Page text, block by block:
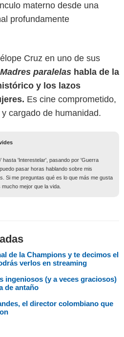
materno desde una
profundamente
Cruz en uno de sus
Madres paralelas habla de la
y los lazos
Es cine comprometido,
cargado de humanidad.
hasta 'Interestelar', pasando por 'Guerra
pasar horas hablando sobre mis
Si me preguntas qué es lo que más me gusta
mejor que la vida.
de la Champions y te decimos el
verlos en streaming
ingeniosos (y a veces graciosos)
de antaño
el director colombiano que